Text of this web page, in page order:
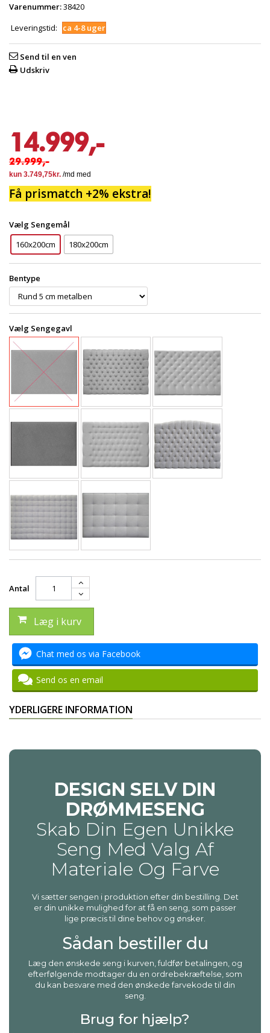
Varenummer:38420
Leveringstid:
ca 4-8 uger
Send til en ven
Udskriv
14.999,-
29.999,-
Få prismatch +2% ekstra!
Vælg Sengemål
160x200cm
180x200cm
Bentype
Vælg Sengegavl
Antal
Læg i kurv
Chat med os via Facebook
Send os en email
YDERLIGERE INFORMATION
DESIGN SELV DIN
DRØMMESENG
Skab Din Egen Unikke
Seng Med Valg Af
Materiale Og Farve
Vi sætter sengen i produktion efter din bestilling. Det
er din unikke mulighed for at få en seng, som passer
lige præcis til dine behov og ønsker.
Sådan bestiller du
Læg den ønskede seng i kurven, fuldfør betalingen, og
efterfølgende modtager du en ordrebekræftelse, som
du kan besvare med den ønskede farvekode til din
seng.
Brug for hjælp?